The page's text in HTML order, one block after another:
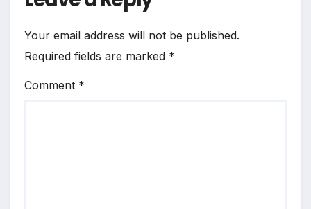
Your email address will not be published.
Required fields are marked *
Comment *